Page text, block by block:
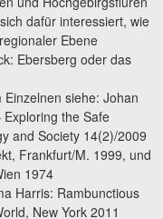
dafür interessiert, wie
Ebene
Ebersberg oder das
siehe: Johan
the Safe
and Society 14(2)/2009
Frankfurt/M. 1999, und
1974
Harris: Rambunctious
New York 2011